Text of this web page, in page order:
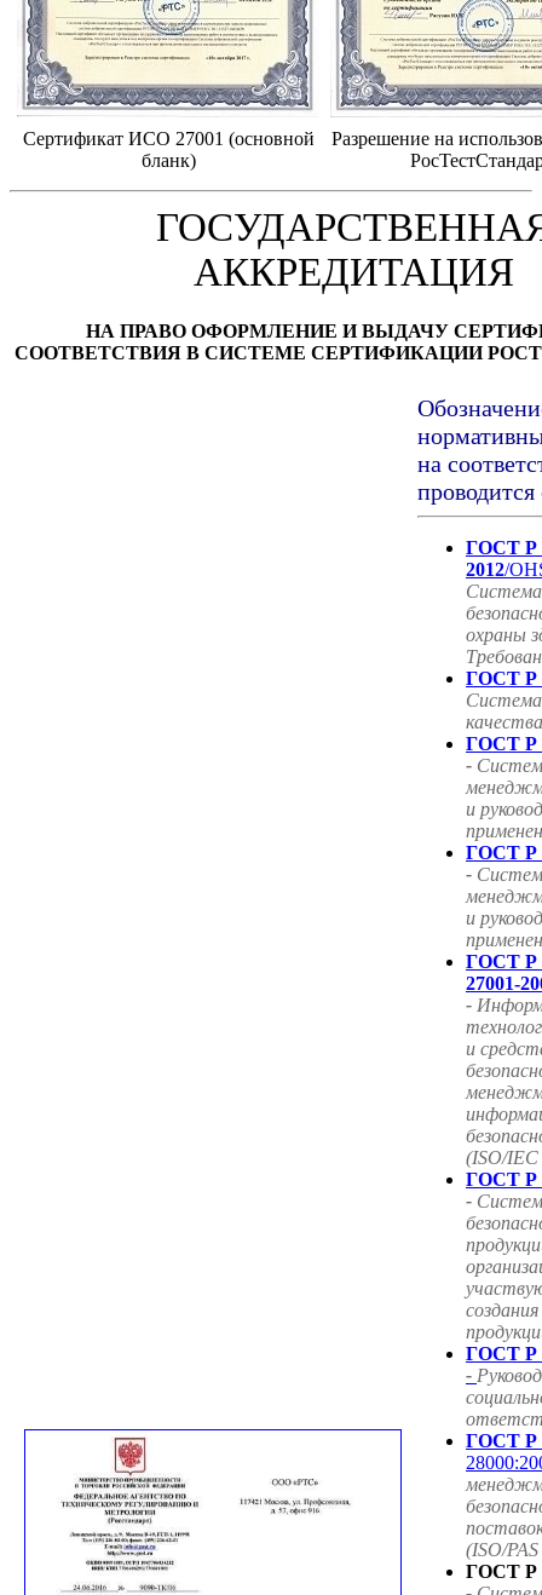
Сертификат ИСО 27001 (основной
бланк)
Разрешение на
АККРЕДИТАЦИЯ
НА ПРАВО ОФОРМЛЕНИЕ И ВЫДАЧУ
СООТВЕТСТВИЯ В СИСТЕМЕ СЕРТИФИКАЦИИ
на
ГОСТ Р
2012/
охраны
ГОСТ Р
ГОСТ Р
-
и
ГОСТ Р
-
и
ГОСТ
27001-
-
и
(ISO/IEC
ГОСТ Р
-
ГОСТ Р
-
ГОСТ Р
(ISO/
ГОСТ Р